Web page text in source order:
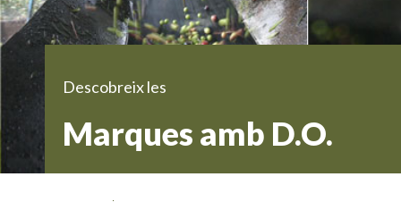
Descobreix les
Marques amb D.O.